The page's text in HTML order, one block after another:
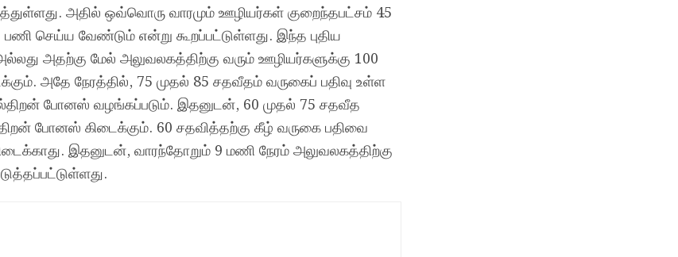
அதில் ஒவ்வொரு வாரமும் ஊழியர்கள் குறைந்தபட்சம் 45
செய்ய வேண்டும் என்று கூறப்பட்டுள்ளது. இந்த புதிய
அதற்கு மேல் அலுவலகத்திற்கு வரும் ஊழியர்களுக்கு 100
அதே நேரத்தில், 75 முதல் 85 சதவீதம் வருகைப் பதிவு உள்ள
போனஸ் வழங்கப்படும். இதனுடன், 60 முதல் 75 சதவீத
போனஸ் கிடைக்கும். 60 சதவித்தற்கு கீழ் வருகை பதிவை
இதனுடன், வாரந்தோறும் 9 மணி நேரம் அலுவலகத்திற்கு